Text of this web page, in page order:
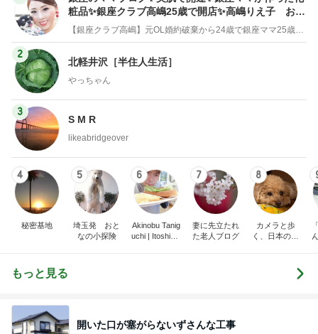
粧品✨銀座クラブ高嶋25歳で開店✨高嶋りえ子 お着
物でエルメス バーキン コーデ
2
北軽井沢［半住人生活］
やっちゃん
3
S M R
likeabridgeover
4
秘密基地
5
埼玉発 おと
なの小探険
6
Akinobu Tanig
uchi | Itoshima
7
妻に先立たれ
た老人ブログ
8
カメラと歩
く、日本の風
もっと見る
開いた口が塞がらないずさんな工事